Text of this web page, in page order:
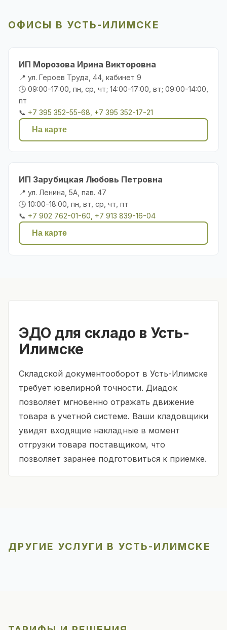
ОФИСЫ В УСТЬ-ИЛИМСКЕ
ИП Морозова Ирина Викторовна
📍 ул. Героев Труда, 44, кабинет 9
🕒 09:00-17:00, пн, ср, чт; 14:00-17:00, вт; 09:00-14:00,
пт
📞 +7 395 352-55-68, +7 395 352-17-21
На карте
ИП Зарубицкая Любовь Петровна
📍 ул. Ленина, 5А, пав. 47
🕒 10:00-18:00, пн, вт, ср, чт, пт
📞 +7 902 762-01-60, +7 913 839-16-04
На карте
ЭДО для складо в Усть-
Илимске
Складской документооборот в Усть-Илимске
требует ювелирной точности. Диадок
позволяет мгновенно отражать движение
товара в учетной системе. Ваши кладовщики
увидят входящие накладные в момент
отгрузки товара поставщиком, что
позволяет заранее подготовиться к приемке.
ДРУГИЕ УСЛУГИ В УСТЬ-ИЛИМСКЕ